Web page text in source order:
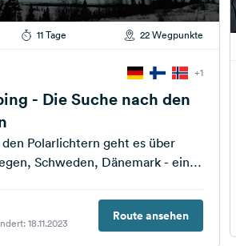
11 Tage 22 Wegpunkte
+1
- Die Suche nach den
Polarlichtern geht es über
Schweden, Dänemark - ein
18.11.2023 Route ansehen